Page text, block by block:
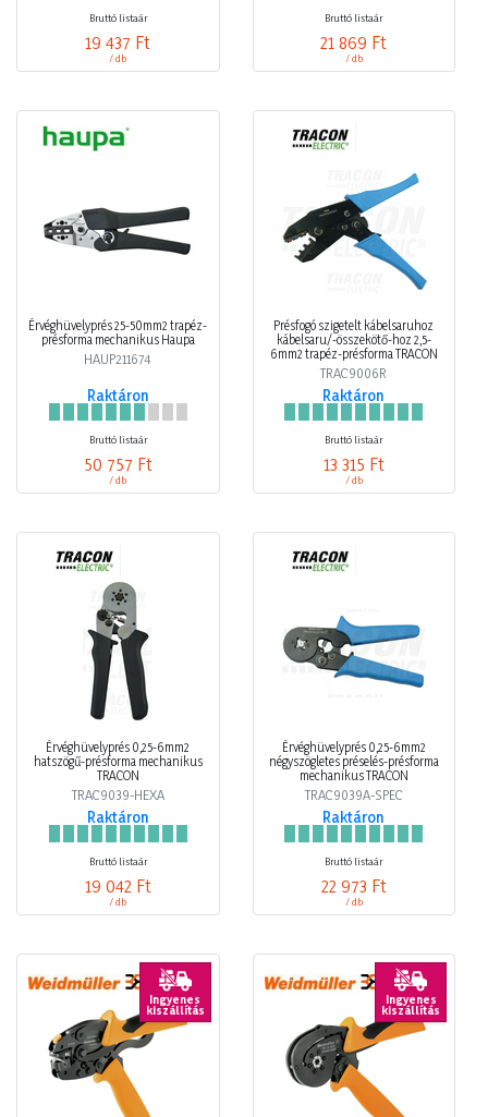
Bruttó listaár
19 437 Ft
/ db
Bruttó listaár
21 869 Ft
/ db
Érvéghüvelyprés 25-50mm2 trapéz-
présforma mechanikus Haupa
HAUP211674
Raktáron
Bruttó listaár
50 757 Ft
/ db
Présfogó szigetelt kábelsaruhoz
kábelsaru/-összekötő-hoz 2,5-
6mm2 trapéz-présforma TRACON
TRAC9006R
Raktáron
Bruttó listaár
13 315 Ft
/ db
Érvéghüvelyprés 0,25-6mm2
hatszögű-présforma mechanikus
TRACON
TRAC9039-HEXA
Raktáron
Bruttó listaár
19 042 Ft
/ db
Érvéghüvelyprés 0,25-6mm2
négyszögletes préselés-présforma
mechanikus TRACON
TRAC9039A-SPEC
Raktáron
Bruttó listaár
22 973 Ft
/ db
Ingyenes
kiszállítás
Ingyenes
kiszállítás